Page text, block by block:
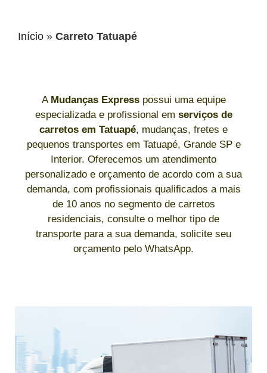
Início » Carreto Tatuapé
A Mudanças Expresspossui uma equipe
especializada e profissional em serviços de
carretos em Tatuapé, mudanças, fretes e
pequenos transportes em Tatuapé, Grande SP e
Interior. Oferecemos um atendimento
personalizado e orçamento de acordo com a sua
demanda, com profissionais qualificados a mais
de 10 anos no segmento de carretos
residenciais, consulte o melhor tipo de
transporte para a sua demanda, solicite seu
orçamento pelo WhatsApp.